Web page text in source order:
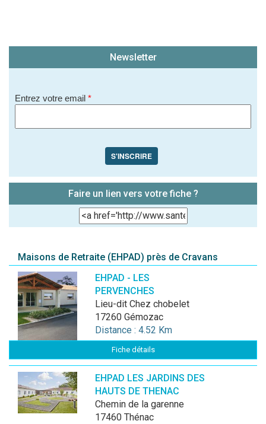
Newsletter
Entrez votre email *
S'INSCRIRE
Faire un lien vers votre fiche ?
Maisons de Retraite (EHPAD) près de Cravans
EHPAD - LES
PERVENCHES
Lieu-dit Chez chobelet
17260 Gémozac
Distance : 4.52 Km
Fiche détails
EHPAD LES JARDINS DES
HAUTS DE THENAC
Chemin de la garenne
17460 Thénac